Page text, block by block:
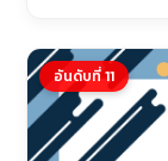
อันดับที่ 11